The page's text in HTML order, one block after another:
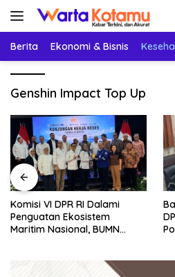
Langsung
Berita Ekonomi & Bisnis
Genshin Impact Top Up
Komisi VI DPR RI Dalami
Penguatan Ekosistem
Maritim Nasional, BUMN